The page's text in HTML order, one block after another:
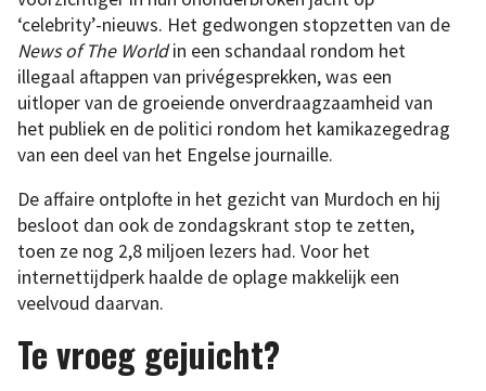
‘celebrity’-nieuws. Het gedwongen stopzetten van de
News of The Worldin een schandaal rondom het
illegaal aftappen van privégesprekken, was een
uitloper van de groeiende onverdraagzaamheid van
het publiek en de politici rondom het kamikazegedrag
van een deel van het Engelse journaille.
De affaire ontplofte in het gezicht van Murdoch en hij
besloot dan ook de zondagskrant stop te zetten,
toen ze nog 2,8 miljoen lezers had. Voor het
internettijdperk haalde de oplage makkelijk een
veelvoud daarvan.
Te vroeg gejuicht?